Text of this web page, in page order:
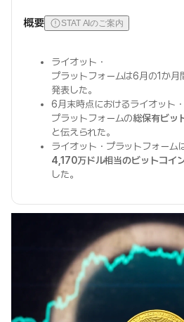
概要 STAT AIのご案内
ライオット・
プラットフォームは6月の1か月
発表した。
6月末時点におけるライオット・
プラットフォームの総保有ビッ
と伝えられた。
ライオット・プラットフォーム
4,170万ドル相当のビットコイ
した。